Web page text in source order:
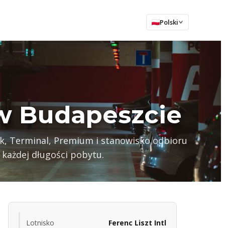
Polski
Budapeszcie
Terminal, Premium i stanowisko odbioru
długości pobytu.
Lotnisko Ferenc Liszt Intl